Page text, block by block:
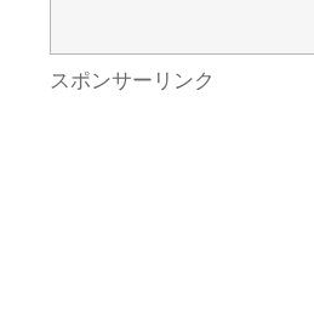
スポンサーリンク